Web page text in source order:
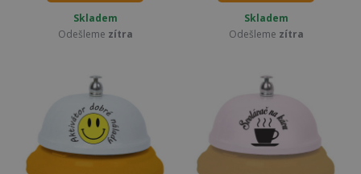
Skladem
Odešleme zítra
Skladem
Odešleme zítra